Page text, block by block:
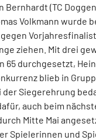
Bernhardt (TC
Volkmann wurde
ziehen. Mit drei
65 durchgesetzt,
blieb in
der Siegerehrung
auch beim
Mitte Mai
Spielerinnen und